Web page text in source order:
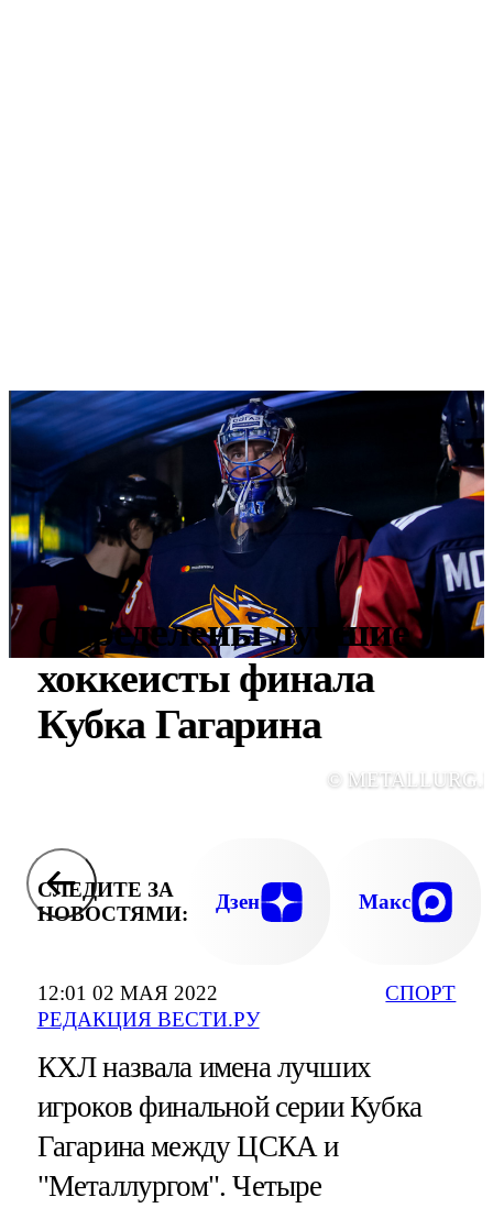
12:01 02 МАЯ 2022
РЕДАКЦИЯ ВЕСТИ.РУ
СПОРТ
Определены лучшие
хоккеисты финала
Кубка Гагарина
©
СЛЕДИТЕ ЗА
НОВОСТЯМИ:
Дзен Макс
КХЛ назвала имена лучших
игроков финальной серии Кубка
Гагарина между ЦСКА и
"Металлургом". Четыре